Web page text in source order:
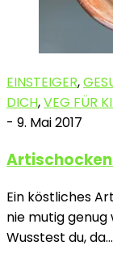
EINSTEIGER,
DICH,VEG FÜR
- 9. Mai 2017
Ein köstliches
nie mutig genug
Wusstest du, da…